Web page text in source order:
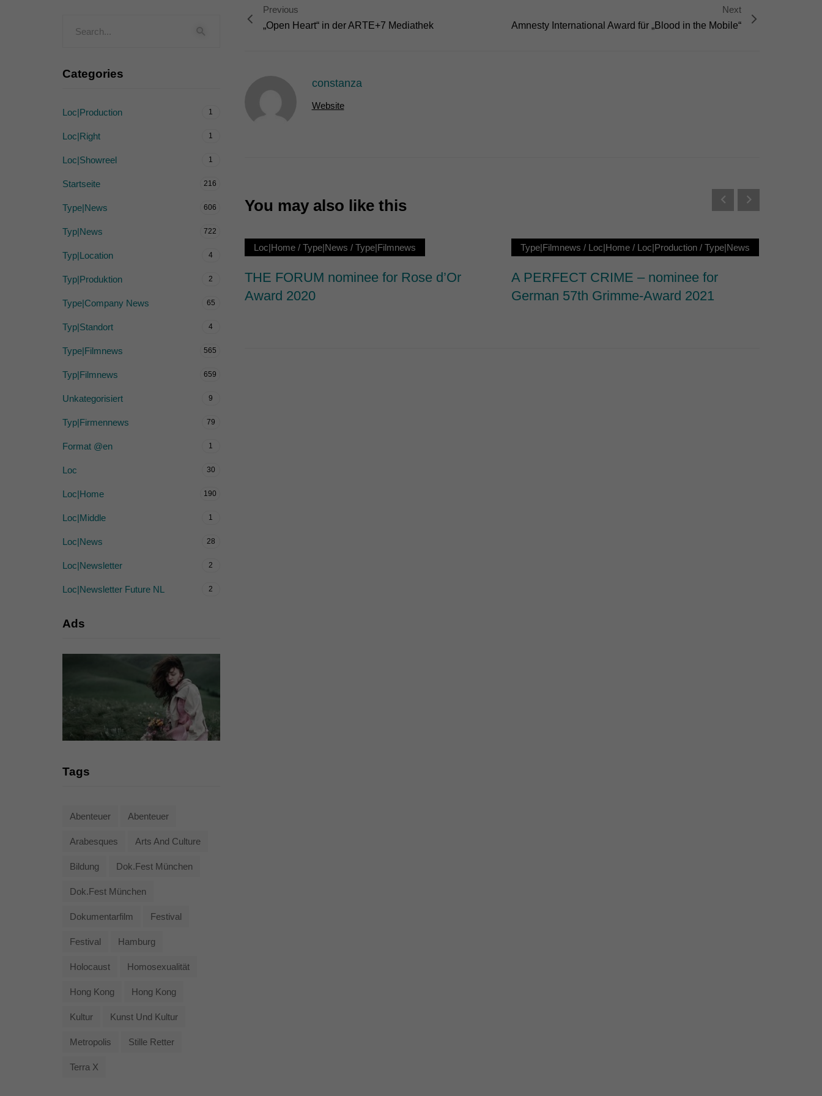
Previous
„Open Heart“ in der ARTE+7 Mediathek
Next
Amnesty International Award für „Blood in the Mobile“
constanza
Website
You may also like this
Loc|Home/ Type|News / Type|Filmnews
THE FORUM nominee for Rose d’Or
Award 2020
Type|Filmnews / Loc|Home/ Loc|Production/ Type|News
A PERFECT CRIME – nominee for
German 57th Grimme-Award 2021
Categories
Loc|Production 1
Loc|Right 1
Loc|Showreel 1
Startseite 216
Type|News 606
Typ|News 722
Typ|Location 4
Typ|Produktion 2
Type|Company News 65
Typ|Standort 4
Type|Filmnews 565
Typ|Filmnews 659
Unkategorisiert 9
Typ|Firmennews 79
Format @en 1
Loc 30
Loc|Home 190
Loc|Middle 1
Loc|News 28
Loc|Newsletter 2
Loc|Newsletter Future NL 2
Ads
Tags
Abenteuer Abenteuer
Arabesques Arts And Culture
Bildung Dok.fest München
Dok.fest München
Dokumentarfilm Festival
Festival Hamburg
Holocaust Homosexualität
Hong Kong Hong Kong
Kultur Kunst Und Kultur
Metropolis Stille Retter
Terra X
Externe Medien (7)
Inhalte von Videoplattformen und Social-Media-Plattformen werden standardmäßig blockiert. Wenn Cookies von externen Medien
powered by Borlabs Cookie